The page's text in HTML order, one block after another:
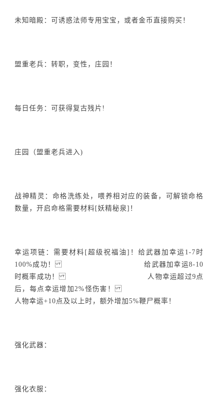
未知暗殿：可诱惑法师专用宝宝，或者金币直接购买！
盟重老兵：转职，变性，庄园！
每日任务：可获得复古残片!
庄园（盟重老兵进入)
战神精灵：命格洗练处，喂养相对应的装备，可解锁命格
数量，开启命格需要材料[妖精秘泉]！
幸运项链：需要材料[超级祝福油]！给武器加幸运1-7时
100%成功！ 给武器加幸运8-10
时概率成功！ 人物幸运超过9点
后，每点幸运增加2%怪伤害！
人物幸运+10点及以上时，额外增加5%鞭尸概率！
强化武器：
强化衣服：